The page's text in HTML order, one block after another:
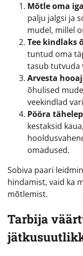
Mõtle oma
palju jalgsi ja
mudel, millel
Tee kindlaks
tuntud oma
tasub tutvuda
Arvesta
õhulised
veekindlad
Pööra
kestaksid
omadused.
Sobiva paari
hindamist, vaid ka
mõtlemist.
Tarbija